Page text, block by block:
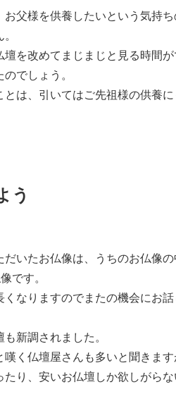
父様を供養したいという気持
を改めてまじまじと見る時間
でしょう。
は、引いてはご先祖様の供養に
う
いたお仏像は、うちのお仏像
です。
なりますのでまたの機会にお話
新調されました。
嘆く仏壇屋さんも多いと聞きま
り、安いお仏壇しか欲しがら